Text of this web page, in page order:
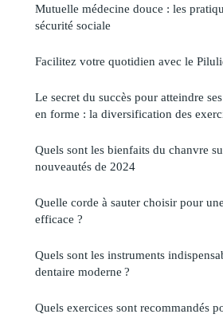
Mutuelle médecine douce : les
sécurité sociale
Facilitez votre quotidien avec le
Le secret du succès pour atteindre
en forme : la diversification des
Quels sont les bienfaits du chanvre
nouveautés de 2024
Quelle corde à sauter choisir pour
efficace ?
Quels sont les instruments
dentaire moderne ?
Quels exercices sont recommandés